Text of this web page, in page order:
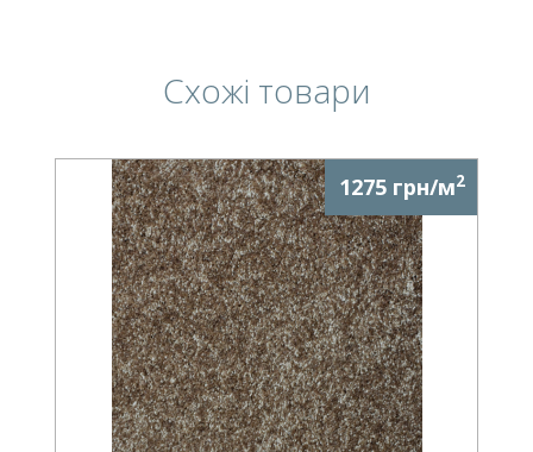
Схожі товари
1275 грн/м2